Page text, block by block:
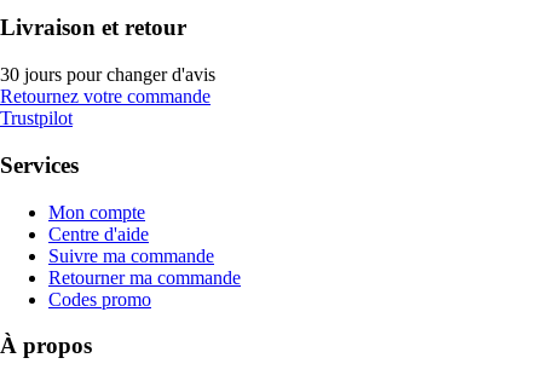
Livraison et retour
30 jours pour changer d'avis
Retournez votre commande
Trustpilot
Services
Mon compte
Centre d'aide
Suivre ma commande
Retourner ma commande
Codes promo
À propos